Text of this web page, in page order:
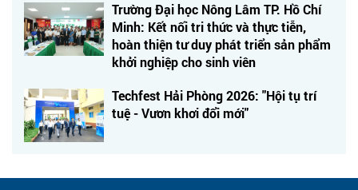
Trường Đại học Nông Lâm TP. Hồ Chí
Minh: Kết nối tri thức và thực tiễn,
hoàn thiện tư duy phát triển sản phẩm
khởi nghiệp cho sinh viên
Techfest Hải Phòng 2026: "Hội tụ trí
tuệ - Vươn khơi đổi mới"